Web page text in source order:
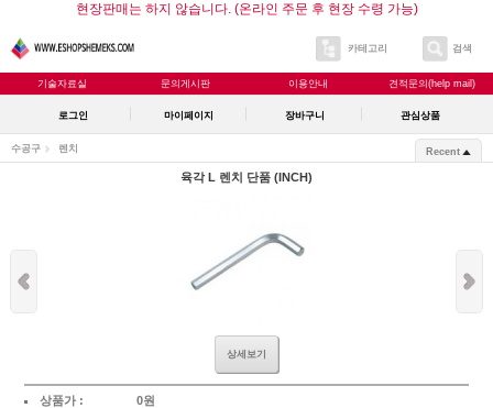
현장판매는 하지 않습니다. (온라인 주문 후 현장 수령 가능)
카테고리 검색
기술자료실 문의게시판 이용안내 견적문의(help mail)
로그인 마이페이지 장바구니 관심상품
수공구 렌치 Recent
육각 L 렌치 단품 (INCH)
상세보기
상품가 :
0원